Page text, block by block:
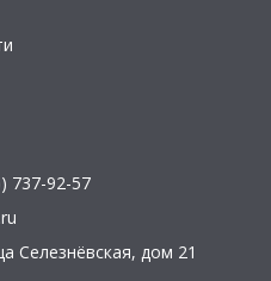
737-92-57
Селезнёвская, дом 21